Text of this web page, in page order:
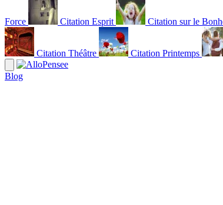
Force Citation Esprit Citation sur le
Citation Théâtre Citation Printemps
Blog